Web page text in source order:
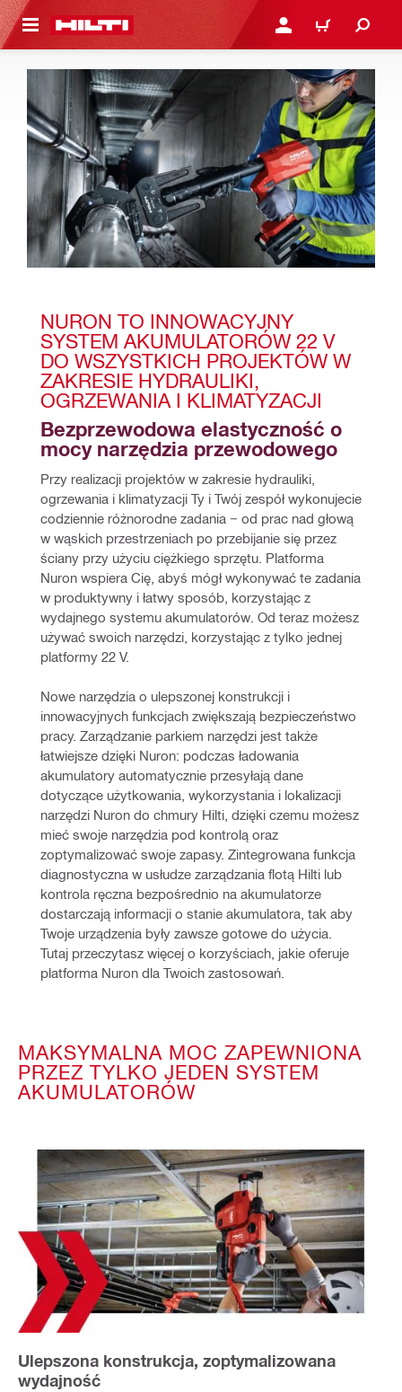
GŁÓWNEJ ZALOGUJ SIĘ LUB
KOSZYK
NURON TO INNOWACYJNY
SYSTEM AKUMULATORÓW 22 V
DO WSZYSTKICH PROJEKTÓW W
ZAKRESIE HYDRAULIKI,
OGRZEWANIA I KLIMATYZACJI
Bezprzewodowa elastyczność o
mocy narzędzia przewodowego
Przy realizacji projektów w zakresie hydrauliki,
ogrzewania i klimatyzacji Ty i Twój zespół wykonujecie
codziennie różnorodne zadania − od prac nad głową
w wąskich przestrzeniach po przebijanie się przez
ściany przy użyciu ciężkiego sprzętu. Platforma
Nuron wspiera Cię, abyś mógł wykonywać te zadania
w produktywny i łatwy sposób, korzystając z
wydajnego systemu akumulatorów. Od teraz możesz
używać swoich narzędzi, korzystając z tylko jednej
platformy 22 V.
Nowe narzędzia o ulepszonej konstrukcji i
innowacyjnych funkcjach zwiększają bezpieczeństwo
pracy. Zarządzanie parkiem narzędzi jest także
łatwiejsze dzięki Nuron: podczas ładowania
akumulatory automatycznie przesyłają dane
dotyczące użytkowania, wykorzystania i lokalizacji
narzędzi Nuron do chmury Hilti, dzięki czemu możesz
mieć swoje narzędzia pod kontrolą oraz
zoptymalizować swoje zapasy. Zintegrowana funkcja
diagnostyczna w usłudze zarządzania flotą Hilti lub
kontrola ręczna bezpośrednio na akumulatorze
dostarczają informacji o stanie akumulatora, tak aby
Twoje urządzenia były zawsze gotowe do użycia.
Tutaj przeczytasz więcej o korzyściach, jakie oferuje
platforma Nuron dla Twoich zastosowań.
MAKSYMALNA MOC ZAPEWNIONA
PRZEZ TYLKO JEDEN SYSTEM
AKUMULATORÓW
Ulepszona konstrukcja, zoptymalizowana
wydajność